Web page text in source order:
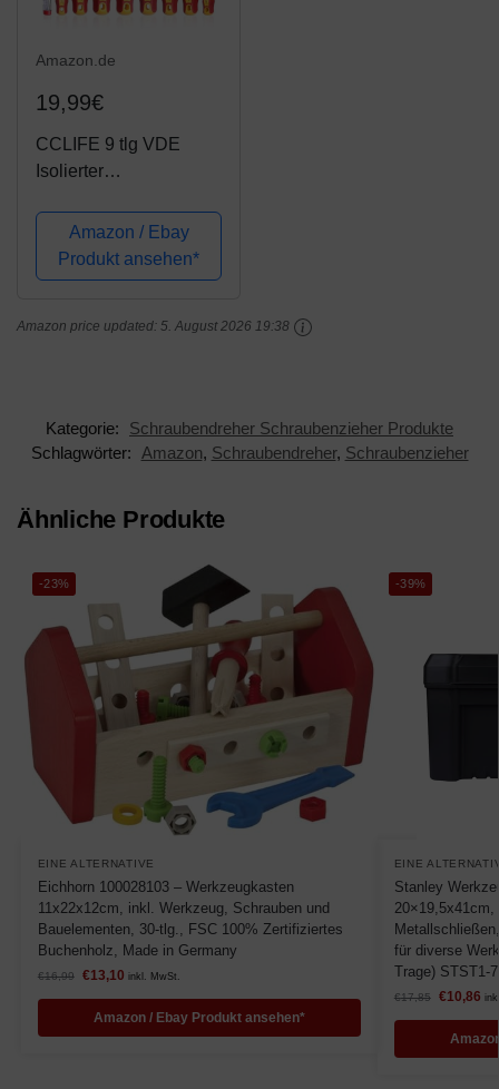
Amazon.de
19,99€
CCLIFE 9 tlg VDE
Isolierter
Schraubenzieher Satz
inkl.Spannungsprüfer
Schlitz & PH Set
Amazon / Ebay
Produkt ansehen*
Amazon price updated: 5. August 2026 19:38
Kategorie:
Schraubendreher Schraubenzieher Produkte
Schlagwörter:
Amazon, Schraubendreher, Schraubenzieher
Ähnliche Produkte
-23%
EINE ALTERNATIVE
Eichhorn 100028103 – Werkzeugkasten
11x22x12cm, inkl. Werkzeug, Schrauben und
Bauelementen, 30-tlg., FSC 100% Zertifiziertes
Buchenholz, Made in Germany
€16,99 €13,10 inkl. MwSt.
Amazon / Ebay Produkt ansehen*
-39%
EINE
Stanley
für diverse
Trage) STST1-
€17,85 €10,86